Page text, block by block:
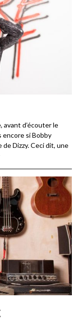
d’écouter le
encore si Bobby
Dizzy. Ceci dit, une